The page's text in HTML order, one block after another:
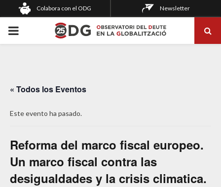
Colabora con el ODG Newsletter
PRIMARY
« Todos los Eventos
Este evento ha pasado.
Reforma del marco fiscal europeo.
Un marco fiscal contra las
desigualdades y la crisis climatica.